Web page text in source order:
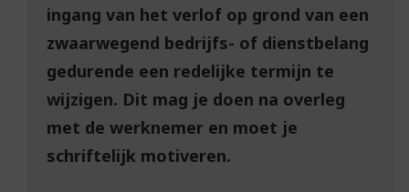
ingang van het verlof op grond van een
zwaarwegend bedrijfs- of dienstbelang
gedurende een redelijke termijn te
wijzigen. Dit mag je doen na overleg
met de werknemer en moet je
schriftelijk motiveren.